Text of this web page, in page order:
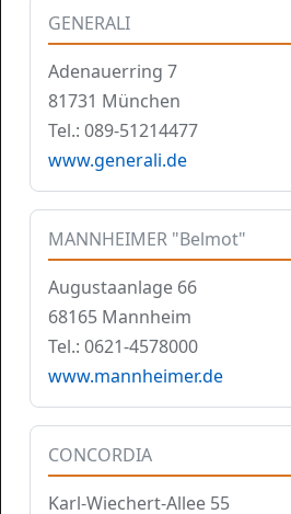
GENERALI
Adenauerring 7
81731 München
Tel.: 089-51214477
www.generali.de
MANNHEIMER "Belmot"
Augustaanlage 66
68165 Mannheim
Tel.: 0621-4578000
www.mannheimer.de
CONCORDIA
Karl-Wiechert-Allee 55